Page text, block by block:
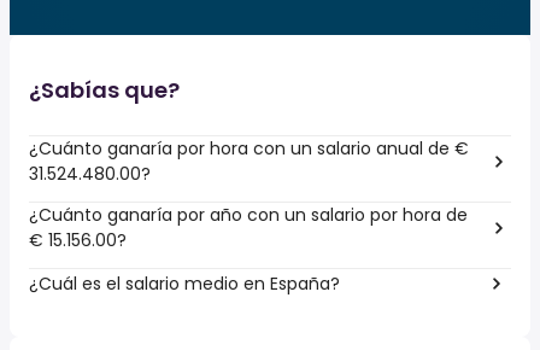
¿Sabías que?
¿Cuánto ganaría por hora con un salario anual de €
31.524.480.00?
¿Cuánto ganaría por año con un salario por hora de
€ 15.156.00?
¿Cuál es el salario medio en España?